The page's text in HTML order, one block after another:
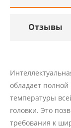
Отзывы
обладает
температуры
головки. Это
требования к